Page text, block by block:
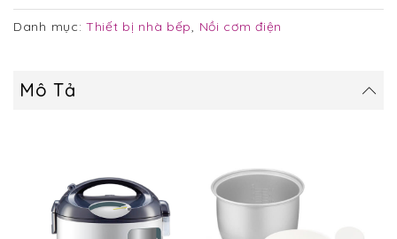
Danh mục: Thiết bị nhà bếp, Nồi cơm điện
Mô Tả